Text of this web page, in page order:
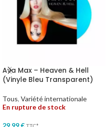
Ava Max – Heaven & Hell
(Vinyle Bleu Transparent)
Tous, Variété internationale
En rupture de stock
29,99€ TTC*